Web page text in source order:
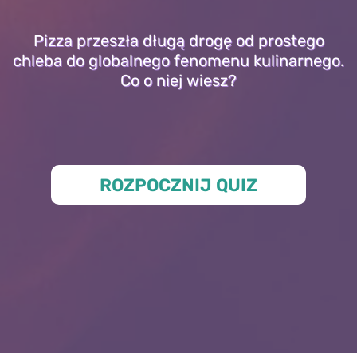
Pizza przeszła długą drogę od prostego
chleba do globalnego fenomenu kulinarnego.
Co o niej wiesz?
ROZPOCZNIJ QUIZ